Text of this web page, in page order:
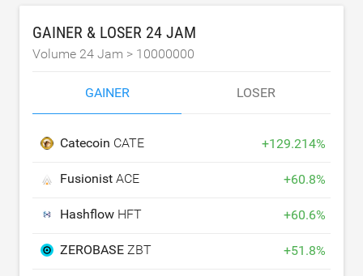
GAINER & LOSER 24 JAM
Volume 24 Jam > 10000000
GAINER LOSER
Catecoin CATE +129.214%
Fusionist ACE +60.8%
Hashflow HFT +60.6%
ZEROBASE ZBT +51.8%